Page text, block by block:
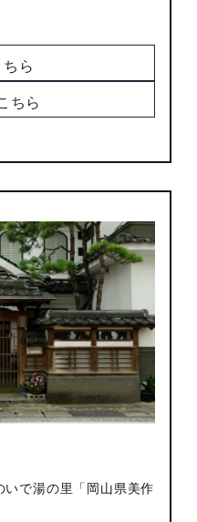
ら
ちら
で湯の里「岡山県美作